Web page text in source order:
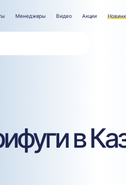
Менеджеры Видео Акции
в